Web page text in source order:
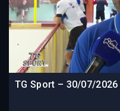
TG Sport – 30/07/2026